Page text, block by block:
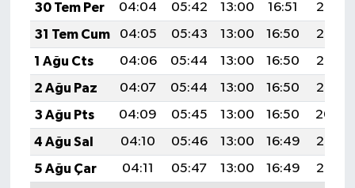
30 Tem Per
04:04 05:42 13:00 16:51
20:08
31 Tem Cum
04:05 05:43 13:00 16:50
20:07
1 Ağu Cts
04:06 05:44 13:00 16:50
20:06
2 Ağu Paz
04:07 05:44 13:00 16:50
20:05
3 Ağu Pts
04:09 05:45 13:00 16:50
20:04
4 Ağu Sal
04:10 05:46 13:00 16:49
20:03
5 Ağu Çar
04:11 05:47 13:00 16:49
20:02